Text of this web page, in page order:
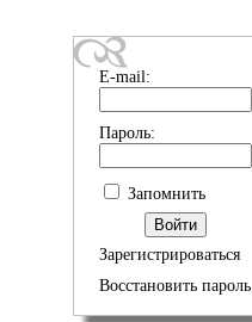
E-mail:
Пароль:
Запомнить
Зарегистрироваться
Восстановить пароль